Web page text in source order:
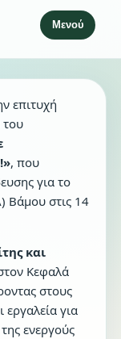
Μενού
επιτυχή
του
, που
για το
Βάμου στις 14
και
Κεφαλά
στους
εργαλεία για
ενεργούς